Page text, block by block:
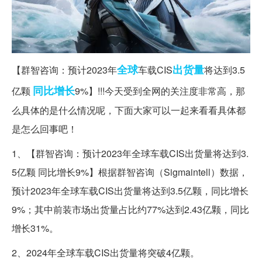
【群智咨询：预计2023年全球车载CIS出货量将达到3.5
亿颗 同比增长9%】!!!今天受到全网的关注度非常高，那
么具体的是什么情况呢，下面大家可以一起来看看具体都
是怎么回事吧！
1、【群智咨询：预计2023年全球车载CIS出货量将达到3.
5亿颗 同比增长9%】根据群智咨询（Sigmaintell）数据，
预计2023年全球车载CIS出货量将达到3.5亿颗，同比增长
9%；其中前装市场出货量占比约77%达到2.43亿颗，同比
增长31%。
2、2024年全球车载CIS出货量将突破4亿颗。